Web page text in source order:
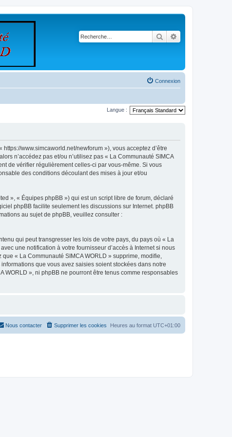
Rechercher
Connexion
Langue :
www.simcaworld.net/newforum »), vous acceptez d’être
n’accédez pas et/ou n’utilisez pas « La Communauté SIMCA
de vérifier régulièrement celles-ci par vous-même. Si vous
des conditions découlant des mises à jour et/ou
», « Équipes phpBB ») qui est un script libre de forum, déclaré
phpBB facilite seulement les discussions sur Internet. phpBB
au sujet de phpBB, veuillez consulter :
qui peut transgresser les lois de votre pays, du pays où « La
une notification à votre fournisseur d’accès à Internet si nous
« La Communauté SIMCA WORLD » supprime, modifie,
que vous avez saisies soient stockées dans notre
WORLD », ni phpBB ne pourront être tenus comme responsables
Heures au format UTC+01:00
Supprimer les cookies
Nous contacter